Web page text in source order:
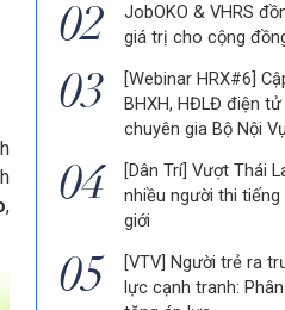
,
JobOKO & VHRS
giá trị cho cộng
[Webinar HRX#6]
BHXH, HĐLĐ điện
chuyên gia Bộ Nội Vụ
[Dân Trí] Vượt Thái
nhiều người thi
giới
[VTV] Người trẻ ra
lực cạnh tranh: